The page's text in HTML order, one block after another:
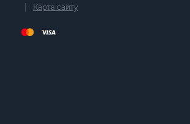
| Карта сайту